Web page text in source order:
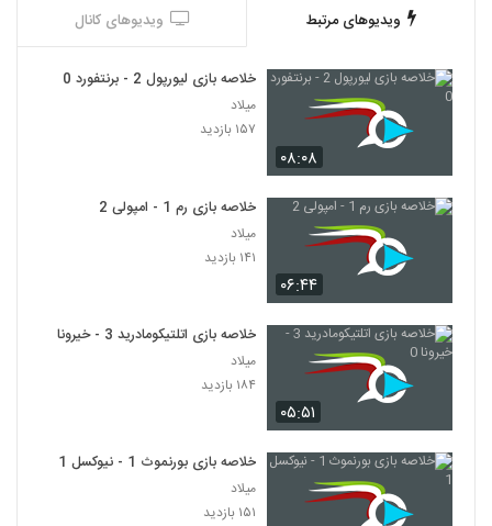
ویدیوهای مرتبط ویدیوهای کانال
۰۸:۰۸
خلاصه بازی لیورپول 2 - برنتفورد 0
میلاد
۱۵۷ بازدید
۰۶:۴۴
خلاصه بازی رم 1 - امپولی 2
میلاد
۱۴۱ بازدید
۰۵:۵۱
خلاصه بازی اتلتیکومادرید 3 - خیرونا 0
میلاد
۱۸۴ بازدید
خلاصه بازی بورنموث 1 - نیوکسل 1
میلاد
۱۵۱ بازدید